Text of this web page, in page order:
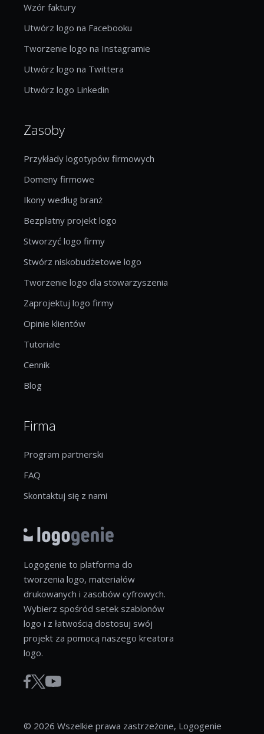
Wzór faktury
Utwórz logo na Facebooku
Tworzenie logo na Instagramie
Utwórz logo na Twittera
Utwórz logo Linkedin
Zasoby
Przykłady logotypów firmowych
Domeny firmowe
Ikony według branż
Bezpłatny projekt logo
Stworzyć logo firmy
Stwórz niskobudżetowe logo
Tworzenie logo dla stowarzyszenia
Zaprojektuj logo firmy
Opinie klientów
Tutoriale
Cennik
Blog
Firma
Program partnerski
FAQ
Skontaktuj się z nami
Logogenie to platforma do
tworzenia logo, materiałów
drukowanych i zasobów cyfrowych.
Wybierz spośród setek szablonów
logo i z łatwością dostosuj swój
projekt za pomocą naszego kreatora
logo.
© 2026 Wszelkie prawa zastrzeżone, Logogenie